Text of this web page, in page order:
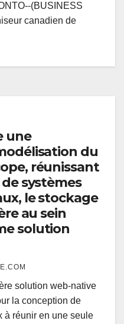
(BUSINESS
canadien de
une
du
réunissant
systèmes
le stockage
au sein
solution
solution web-native
la conception de
à réunir en une seule